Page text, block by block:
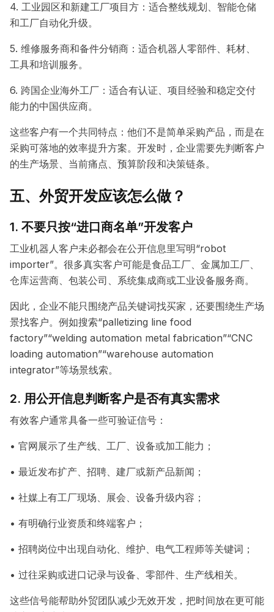
4. 工业园区和新建工厂项目方：适合整线规划、智能仓储
和工厂自动化升级。
5. 维修服务商和备件分销商：适合机器人零部件、耗材、
工具和培训服务。
6. 跨国企业海外工厂：适合有认证、项目经验和稳定交付
能力的中国供应商。
这些客户有一个共同特点：他们不是简单采购产品，而是在
采购可落地的效率提升方案。开发时，企业需要先判断客户
的生产场景、当前痛点、预算阶段和决策链条。
五、外贸开发应该怎么做？
1. 不要只按“进口商名单”开发客户
工业机器人客户未必都会在公开信息里写明“robot
importer”。很多真实客户可能是食品工厂、金属加工厂、
仓库运营商、包装公司、系统集成商或工业设备服务商。
因此，企业不能只围绕产品关键词找买家，还要围绕生产场
景找客户。例如搜索“palletizing line food
factory”“welding automation metal fabrication”“CNC
loading automation”“warehouse automation
integrator”等场景线索。
2. 用公开信息判断客户是否有真实需求
有效客户通常具备一些可验证信号：
• 官网展示了生产线、工厂、设备或加工能力；
• 最近发布扩产、招聘、建厂或新产品新闻；
• 社媒上有工厂现场、展会、设备升级内容；
• 有明确行业资质和终端客户；
• 招聘岗位中出现自动化、维护、电气工程师等关键词；
• 过往采购或进口记录与设备、零部件、生产线相关。
这些信号能帮助外贸团队减少无效开发，把时间放在更可能